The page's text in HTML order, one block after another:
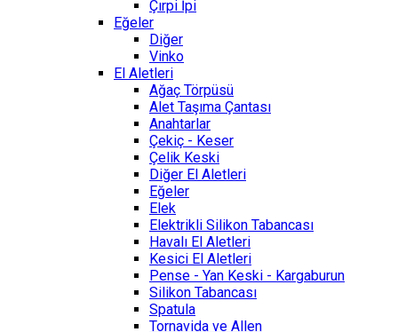
Çırpi İpi
Eğeler
Diğer
Vinko
El Aletleri
Ağaç Törpüsü
Alet Taşıma Çantası
Anahtarlar
Çekiç - Keser
Çelik Keski
Diğer El Aletleri
Eğeler
Elek
Elektrikli Silikon Tabancası
Havalı El Aletleri
Kesici El Aletleri
Pense - Yan Keski - Kargaburun
Silikon Tabancası
Spatula
Tornavida ve Allen